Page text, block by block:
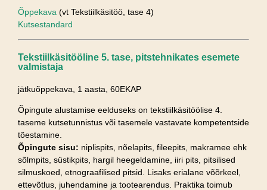
Õppekava (vt Tekstiilkäsitöö, tase 4)
Kutsestandard
Tekstiilkäsitööline 5. tase, pitstehnikates esemete
valmistaja
jätkuõppekava, 1 aasta, 60EKAP
Õpingute alustamise eelduseks on tekstiilkäsitöölise 4.
taseme kutsetunnistus või tasemele vastavate kompetentside
tõestamine.
Õpingute sisu: niplispits, nõelapits, fileepits, makramee ehk
sõlmpits, süstikpits, hargil heegeldamine, iiri pits, pitsilised
silmuskoed, etnograafilised pitsid. Lisaks erialane võõrkeel,
ettevõtlus, juhendamine ja tootearendus. Praktika toimub